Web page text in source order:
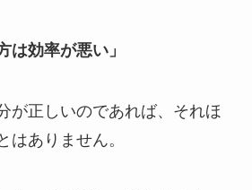
は効率が悪い」
が正しいのであれば、それほ
はありません。